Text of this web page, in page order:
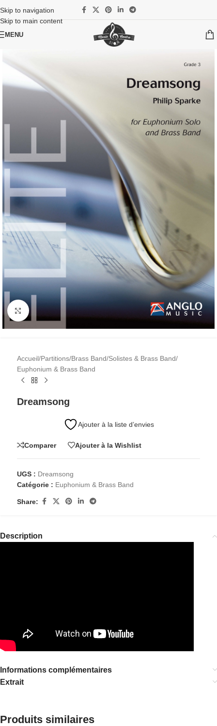
Skip to navigation
Skip to main content
MENU
Cliquez pour agrandir l'image
Accueil/Partitions/Brass Band/Solistes & Brass Band/
Euphonium & Brass Band
Dreamsong
Ajouter à la liste d’envies
Comparer Ajouter à la Wishlist
UGS : Dreamsong
Catégorie : Euphonium & Brass Band
Share:
Description
Informations complémentaires
Extrait
Produits similaires